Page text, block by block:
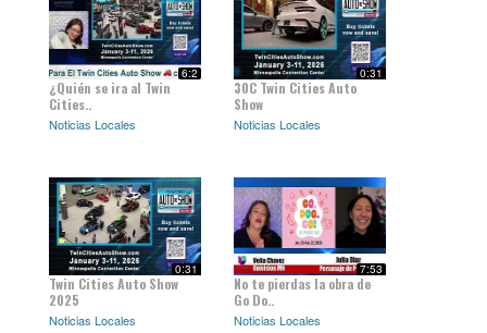
6:2
¿Quién se ira al Twin
Cities..
Noticias Locales
0:31
30C Twin Cities Auto
Show
Noticias Locales
0:31
Twin Cities Auto Show
2025
Noticias Locales
7:53
No te pierdas la obra de
Go Do..
Noticias Locales